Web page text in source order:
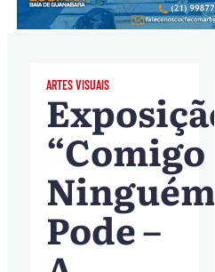
ARTES VISUAIS
Exposição
“Comigo
Ninguém
Pode –